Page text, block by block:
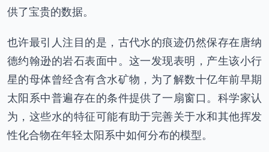
供了宝贵的数据。
也许最引人注目的是，古代水的痕迹仍然保存在唐纳
德约翰逊的岩石表面中。这一发现表明，产生该小行
星的母体曾经含有含水矿物，为了解数十亿年前早期
太阳系中普遍存在的条件提供了一扇窗口。科学家认
为，这些水的特征可能有助于完善关于水和其他挥发
性化合物在年轻太阳系中如何分布的模型。